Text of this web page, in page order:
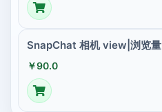
SnapChat 相机 view|浏览量
￥90.0